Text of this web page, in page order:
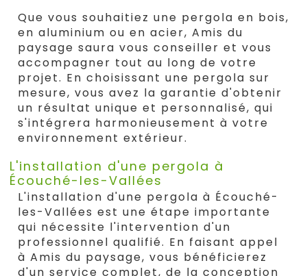
Que vous souhaitiez une pergola en bois,
en aluminium ou en acier, Amis du
paysage saura vous conseiller et vous
accompagner tout au long de votre
projet. En choisissant une pergola sur
mesure, vous avez la garantie d'obtenir
un résultat unique et personnalisé, qui
s'intégrera harmonieusement à votre
environnement extérieur.
L'installation d'une pergola à
Écouché-les-Vallées
L'installation d'une pergola à Écouché-
les-Vallées est une étape importante
qui nécessite l'intervention d'un
professionnel qualifié. En faisant appel
à Amis du paysage, vous bénéficierez
d'un service complet, de la conception